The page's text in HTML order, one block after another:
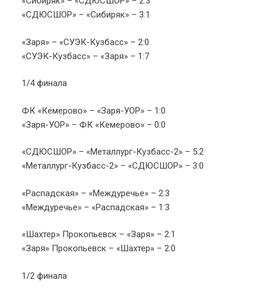
«СДЮСШОР» – «Сибиряк» – 3:1
«Заря» – «СУЭК-Кузбасс» – 2:0
«СУЭК-Кузбасс» – «Заря» – 1:7
1/4 финала
ФК «Кемерово» – «Заря-УОР» – 1:0
«Заря-УОР» – ФК «Кемерово» – 0:0
«СДЮСШОР» – «Металлург-Кузбасс-2» – 5:2
«Металлург-Кузбасс-2» – «СДЮСШОР» – 3:0
«Распадская» – «Междуречье» – 2:3
«Междуречье» – «Распадская» – 1:3
«Шахтер» Прокопьевск – «Заря» – 2:1
«Заря» Прокопьевск – «Шахтер» – 2:0
1/2 финала